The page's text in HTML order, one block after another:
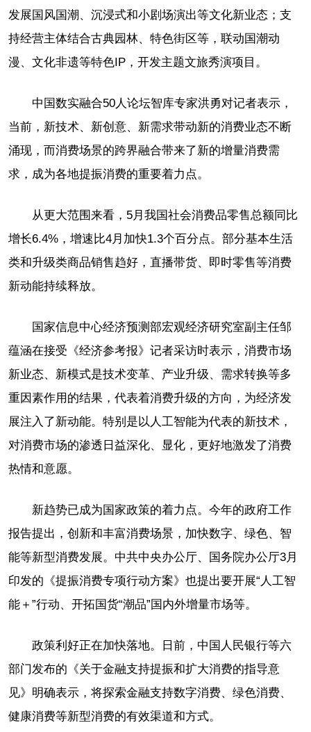
发展国风国潮、沉浸式和小剧场演出等文化新业态；支
持经营主体结合古典园林、特色街区等，联动国潮动
漫、文化非遗等特色IP，开发主题文旅秀演项目。
中国数实融合50人论坛智库专家洪勇对记者表示，
当前，新技术、新创意、新需求带动新的消费业态不断
涌现，而消费场景的跨界融合带来了新的增量消费需
求，成为各地提振消费的重要着力点。
从更大范围来看，5月我国社会消费品零售总额同比
增长6.4%，增速比4月加快1.3个百分点。部分基本生活
类和升级类商品销售趋好，直播带货、即时零售等消费
新动能持续释放。
国家信息中心经济预测部宏观经济研究室副主任邹
蕴涵在接受《经济参考报》记者采访时表示，消费市场
新业态、新模式是技术变革、产业升级、需求转换等多
重因素作用的结果，代表着消费升级的方向，为经济发
展注入了新动能。特别是以人工智能为代表的新技术，
对消费市场的渗透日益深化、显化，更好地激发了消费
热情和意愿。
新趋势已成为国家政策的着力点。今年的政府工作
报告提出，创新和丰富消费场景，加快数字、绿色、智
能等新型消费发展。中共中央办公厅、国务院办公厅3月
印发的《提振消费专项行动方案》也提出要开展“人工智
能＋”行动、开拓国货“潮品”国内外增量市场等。
政策利好正在加快落地。日前，中国人民银行等六
部门发布的《关于金融支持提振和扩大消费的指导意
见》明确表示，将探索金融支持数字消费、绿色消费、
健康消费等新型消费的有效渠道和方式。